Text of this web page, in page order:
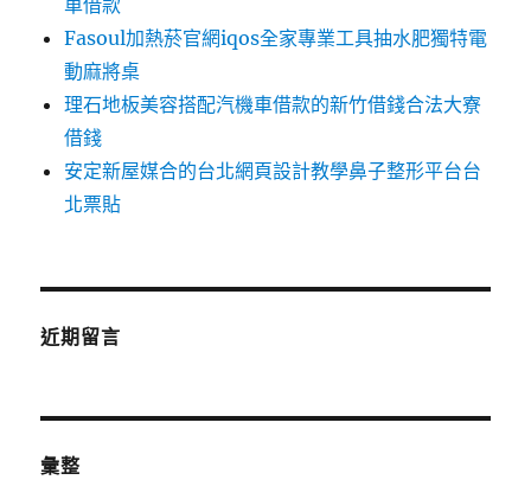
車借款
Fasoul加熱菸官網iqos全家專業工具抽水肥獨特電
動麻將桌
理石地板美容搭配汽機車借款的新竹借錢合法大寮
借錢
安定新屋媒合的台北網頁設計教學鼻子整形平台台
北票貼
近期留言
彙整